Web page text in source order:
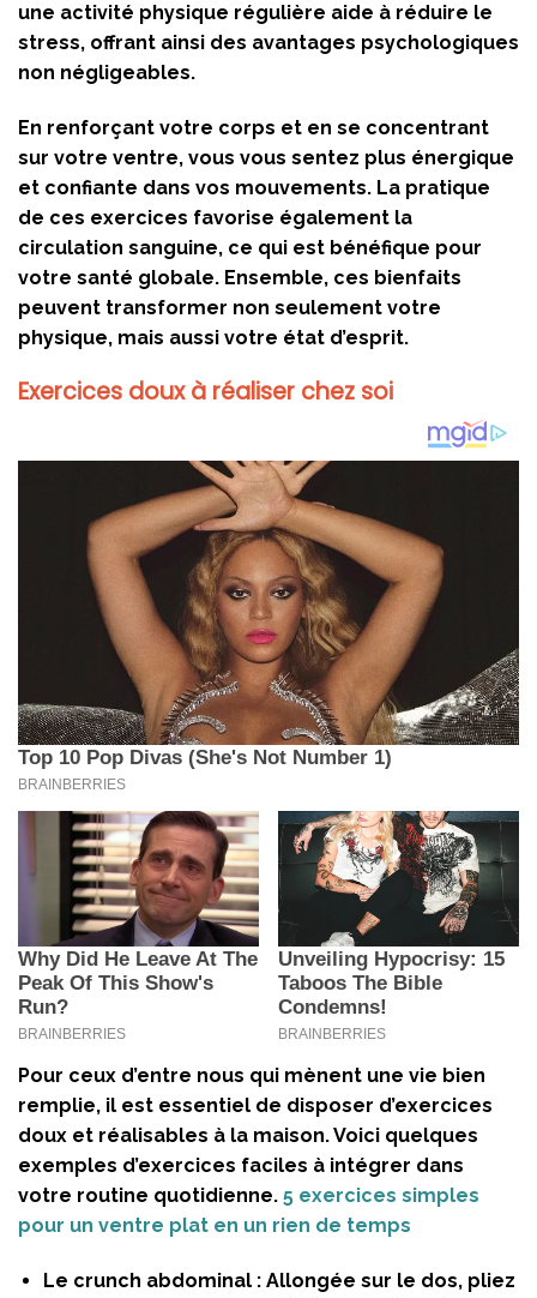
une activité physique régulière aide à réduire le
stress, offrant ainsi des avantages psychologiques
non négligeables.
En renforçant votre corps et en se concentrant
sur votre ventre, vous vous sentez plus énergique
et confiante dans vos mouvements. La pratique
de ces exercices favorise également la
circulation sanguine, ce qui est bénéfique pour
votre santé globale. Ensemble, ces bienfaits
peuvent transformer non seulement votre
physique, mais aussi votre état d’esprit.
Exercices doux à réaliser chez soi
Pour ceux d’entre nous qui mènent une vie bien
remplie, il est essentiel de disposer d’exercices
doux et réalisables à la maison. Voici quelques
exemples d’exercices faciles à intégrer dans
votre routine quotidienne. 5 exercices simples
pour un ventre plat en un rien de temps
Le crunch abdominal :Allongée sur le dos, pliez